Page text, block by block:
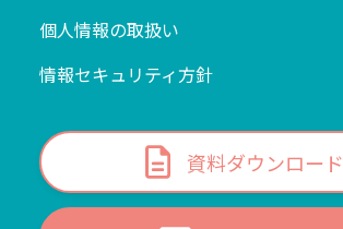
個人情報の取扱い
情報セキュリティ方針
資料ダウンロード